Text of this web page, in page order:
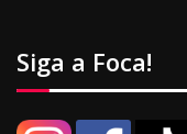
Siga a Foca!